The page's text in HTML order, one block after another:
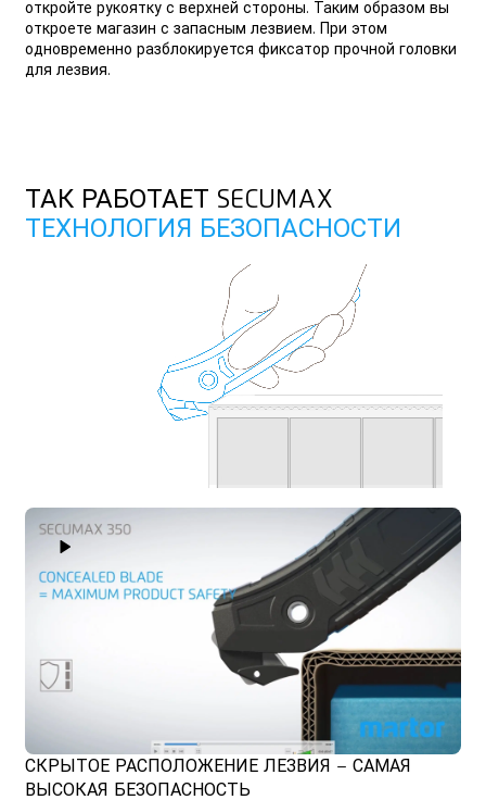
откройте рукоятку с верхней стороны. Таким образом вы
откроете магазин с запасным лезвием. При этом
одновременно разблокируется фиксатор прочной головки
для лезвия.
ТАК РАБОТАЕТ SECUMAX
ТЕХНОЛОГИЯ БЕЗОПАСНОСТИ
СКРЫТОЕ РАСПОЛОЖЕНИЕ ЛЕЗВИЯ – САМАЯ
ВЫСОКАЯ БЕЗОПАСНОСТЬ
Play Video